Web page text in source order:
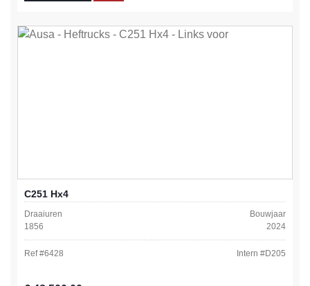
C251 Hx4
Draaiuren
1856
Bouwjaar
2024
Ref #6428 Intern #D205